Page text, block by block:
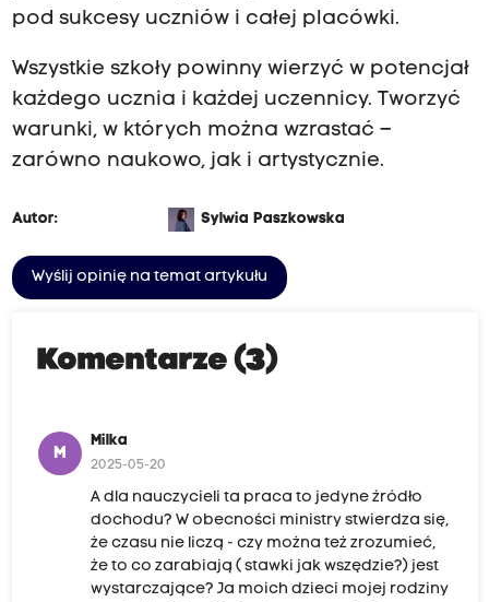
pod sukcesy uczniów i całej placówki.
Wszystkie szkoły powinny wierzyć w potencjał
każdego ucznia i każdej uczennicy. Tworzyć
warunki, w których można wzrastać –
zarówno naukowo, jak i artystycznie.
Autor: Sylwia Paszkowska
Wyślij opinię na temat artykułu
Komentarze (3)
M
Milka
2025-05-20
A dla nauczycieli ta praca to jedyne źródło
dochodu? W obecności ministry stwierdza się,
że czasu nie liczą - czy można też zrozumieć,
że to co zarabiają ( stawki jak wszędzie?) jest
wystarczające? Ja moich dzieci mojej rodziny